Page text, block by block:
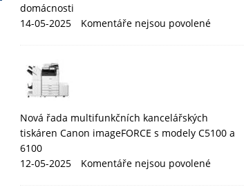
domácnosti
14-05-2025
Komentáře nejsou povolené
Nová řada multifunkčních kancelářských
tiskáren Canon imageFORCE s modely C5100 a
6100
12-05-2025
Komentáře nejsou povolené